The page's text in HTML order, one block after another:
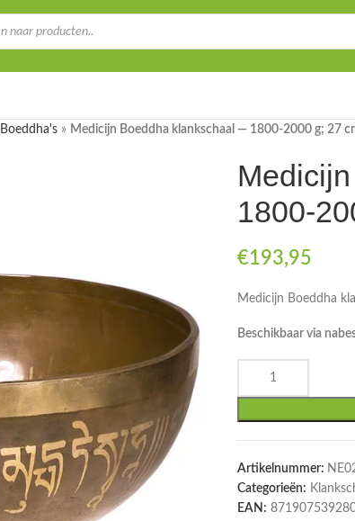
» Medicijn Boeddha klankschaal — 1800-2000 g; 27
1800-
€193,95
Medicijn Boeddha
Beschikbaar via
Artikelnummer:
Categorieën:
EAN: